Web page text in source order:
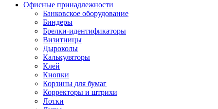
Офисные принадлежности
Банковское оборудование
Биндеры
Брелки-идентификаторы
Визитницы
Дыроколы
Калькуляторы
Клей
Кнопки
Корзины для бумаг
Корректоры и штрихи
Лотки